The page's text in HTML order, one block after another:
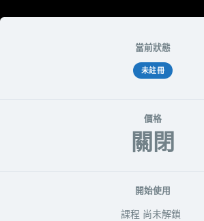
當前狀態
未註冊
價格
關閉
開始使用
課程 尚未解鎖